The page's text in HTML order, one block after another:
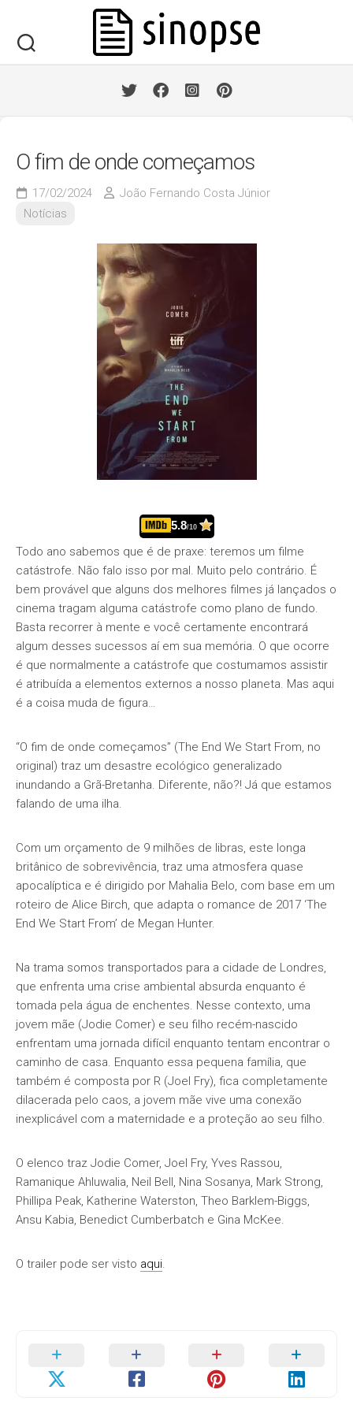
content
O fim de onde começamos
17/02/2024
João Fernando Costa Júnior
Notícias
5.8/10
Todo ano sabemos que é de praxe: teremos um filme
catástrofe. Não falo isso por mal. Muito pelo contrário. É
bem provável que alguns dos melhores filmes já lançados o
cinema tragam alguma catástrofe como plano de fundo.
Basta recorrer à mente e você certamente encontrará
algum desses sucessos aí em sua memória. O que ocorre
é que normalmente a catástrofe que costumamos assistir
é atribuída a elementos externos a nosso planeta. Mas aqui
é a coisa muda de figura…
“O fim de onde começamos” (The End We Start From, no
original) traz um desastre ecológico generalizado
inundando a Grã-Bretanha. Diferente, não?! Já que estamos
falando de uma ilha.
Com um orçamento de 9 milhões de libras, este longa
britânico de sobrevivência, traz uma atmosfera quase
apocalíptica e é dirigido por Mahalia Belo, com base em um
roteiro de Alice Birch, que adapta o romance de 2017 ‘The
End We Start From’ de Megan Hunter.
Na trama somos transportados para a cidade de Londres,
que enfrenta uma crise ambiental absurda enquanto é
tomada pela água de enchentes. Nesse contexto, uma
jovem mãe (Jodie Comer) e seu filho recém-nascido
enfrentam uma jornada difícil enquanto tentam encontrar o
caminho de casa. Enquanto essa pequena família, que
também é composta por R (Joel Fry), fica completamente
dilacerada pelo caos, a jovem mãe vive uma conexão
inexplicável com a maternidade e a proteção ao seu filho.
O elenco traz Jodie Comer, Joel Fry, Yves Rassou,
Ramanique Ahluwalia, Neil Bell, Nina Sosanya, Mark Strong,
Phillipa Peak, Katherine Waterston, Theo Barklem-Biggs,
Ansu Kabia, Benedict Cumberbatch e Gina McKee.
O trailer pode ser visto aqui.